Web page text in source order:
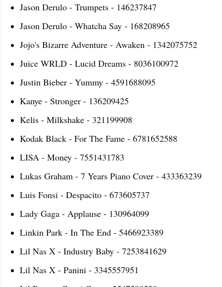
Jason Derulo - Trumpets - 146237847
Jason Derulo - Whatcha Say - 168208965
Jojo's Bizarre Adventure - Awaken - 1342075752
Juice WRLD - Lucid Dreams - 8036100972
Justin Bieber - Yummy - 4591688095
Kanye - Stronger - 136209425
Kelis - Milkshake - 321199908
Kodak Black - For The Fame - 6781652588
LISA - Money - 7551431783
Lukas Graham - 7 Years Piano Cover - 433363239
Luis Fonsi - Despacito - 673605737
Lady Gaga - Applause - 130964099
Linkin Park - In The End - 5466923389
Lil Nas X - Industry Baby - 7253841629
Lil Nas X - Panini - 3345557951